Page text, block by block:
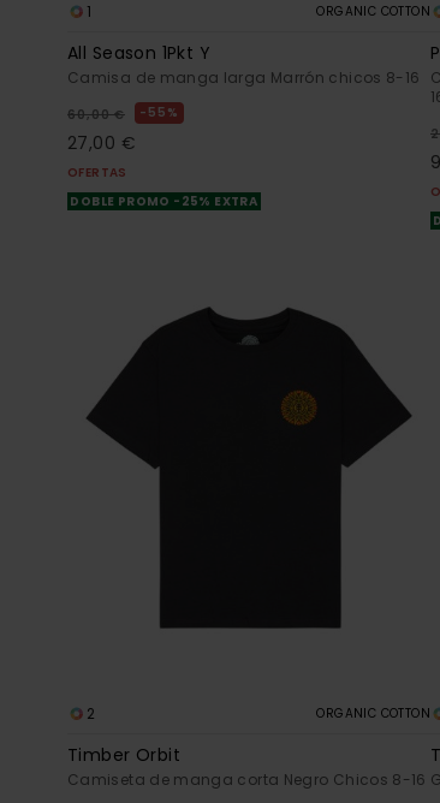
1 ORGANIC COTTON
All Season 1Pkt Y
Camisa de manga larga Marrón chicos 8-16
60,00 € 55%
27,00 €
OFERTAS
DOBLE PROMO -25% EXTRA
2 ORGANIC COTTON
Timber Orbit
Camiseta de manga corta Negro Chicos 8-16